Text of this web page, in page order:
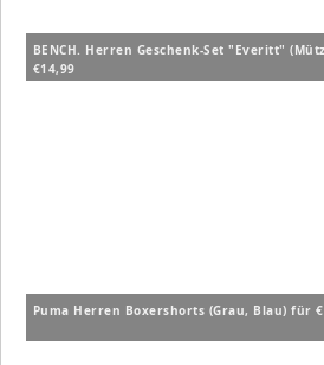
BENCH. Herren Geschenk-Set "Everitt"
€14,99
Puma Herren Boxershorts (Grau, Blau) für